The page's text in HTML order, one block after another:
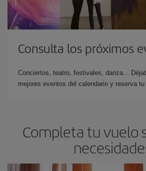
Consulta los próximos
Conciertos, teatro, festivales, danza...
mejores eventos del calendario y reserva
Completa tu vuelo